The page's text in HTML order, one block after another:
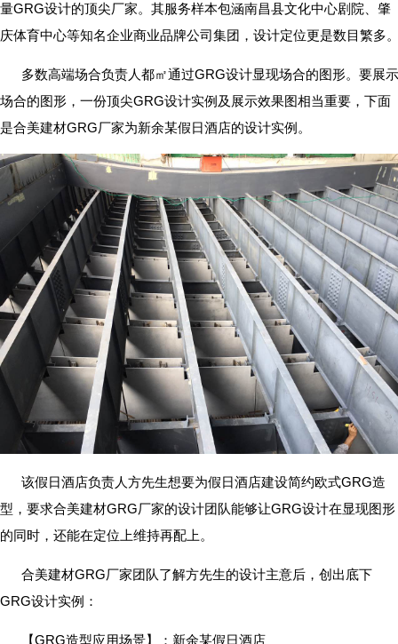
量GRG设计的顶尖厂家。其服务样本包涵南昌县文化中心剧院、肇
庆体育中心等知名企业商业品牌公司集团，设计定位更是数目繁多
多数高端场合负责人都㎡通过GRG设计显现场合的图形。要展示
场合的图形，一份顶尖GRG设计实例及展示效果图相当重要，下面
是合美建材GRG厂家为新余某假日酒店的设计实例。
该假日酒店负责人方先生想要为假日酒店建设简约欧式GRG造
型，要求合美建材GRG厂家的设计团队能够让GRG设计在显现图形
的同时，还能在定位上维持再配上。
合美建材GRG厂家团队了解方先生的设计主意后，创出底下
GRG设计实例：
【GRG造型应用场景】：新余某假日酒店